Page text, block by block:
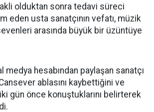
olduktan sonra tedavi süreci
eden usta sanatçının vefatı, müzik
arasında büyük bir üzüntüye
medya hesabından paylaşan sanatçı
ablasını kaybettiğini ve
gün önce konuştuklarını belirterek